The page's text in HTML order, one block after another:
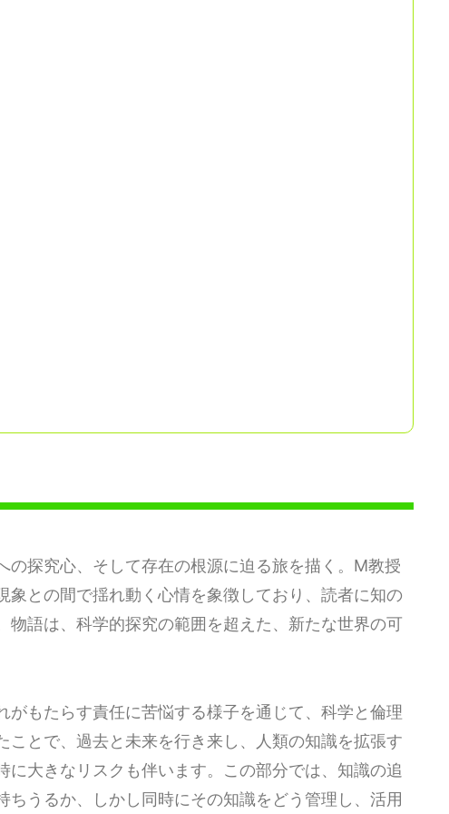
の探究心、そして存在の根源に迫る旅を描く。M教授
象との間で揺れ動く心情を象徴しており、読者に知の
物語は、科学的探究の範囲を超えた、新たな世界の可
がもたらす責任に苦悩する様子を通じて、科学と倫理
ことで、過去と未来を行き来し、人類の知識を拡張す
に大きなリスクも伴います。この部分では、知識の追
ちうるか、しかし同時にその知識をどう管理し、活用